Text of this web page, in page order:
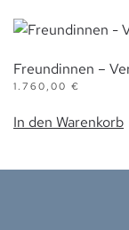
Freundinnen –
1.760,00 €
In den Warenkorb